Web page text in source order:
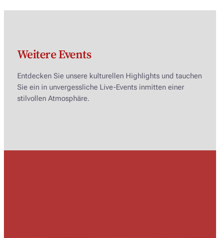
Weitere Events
Entdecken Sie unsere kulturellen Highlights und tauchen
Sie ein in unvergessliche Live-Events inmitten einer
stilvollen Atmosphäre.
Judith Goldbach Quartett feat. Peter Lehel –
19:30 – 22:00